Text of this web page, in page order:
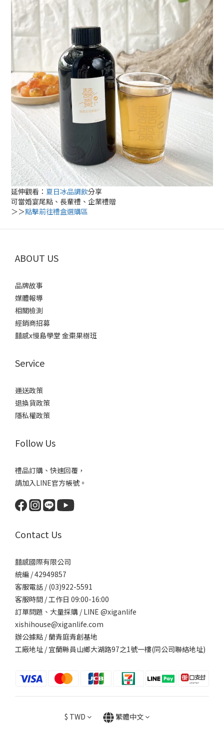
延伸觀看： 夏日冰品調飲分享
可當婚宴尾點、長輩禮、企業禮贈
＞＞點擊前往禮盒選購區
ABOUT US
品牌故事
媒體報導
相關檢測
經銷商招募
囍感x慢島學堂 金棗果樹班
Service
運送政策
退換貨政策
隱私權政策
Follow Us
禮品訂購、快速回覆，
請加入LINE官方帳號。
Contact Us
囍感國際有限公司
統編 / 42949857
客服電話 / (03)922-5591
客服時間 / 工作日 09:00-16:00
訂單問題、大量採購 / LINE @xiganlife
xishihouse@xiganlife.com
辦公據點 / 蘭青庭青創基地
工廠地址 / 宜蘭縣員山鄉大湖路97之1號一樓(同公司聯絡地址)
$ TWD 繁體中文